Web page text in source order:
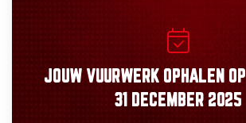
JOUW VUURWERK OPHALEN OP
31 DECEMBER 2025